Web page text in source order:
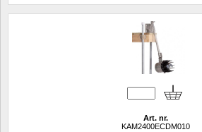
Art. nr.
KAM2400ECDM010